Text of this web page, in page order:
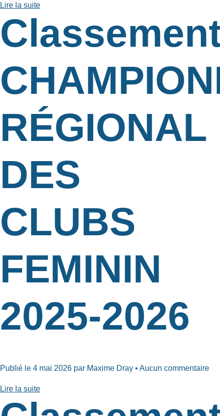
Lire la suite
RÉGIONAL
DES
CLUBS
FEMININ
2025-2026
Publié le 4 mai 2026 par Maxime Dray • Aucun commentaire
Lire la suite